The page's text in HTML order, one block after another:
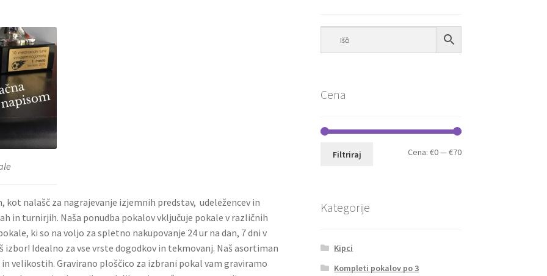
nalašč za nagrajevanje izjemnih predstav, udeležencev in
in turnirjih. Naša ponudba pokalov vključuje pokale v različnih
ki so na voljo za spletno nakupovanje 24 ur na dan, 7 dni v
izbor! Idealno za vse vrste dogodkov in tekmovanj. Naš asortiman
velikostih. Gravirano ploščico za izbrani pokal vam graviramo
Cena
Min
Max
Filtriraj Cena: €0—€70
Kategorije
Kipci
Kompleti pokalov po 3